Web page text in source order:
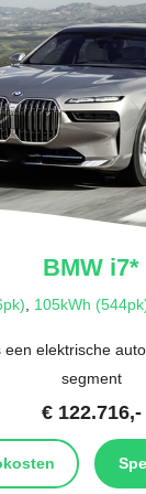
BMW i7*
, 105kWh
een elektrische
segment
€ 122.716,-